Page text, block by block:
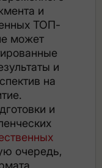
и
ТОП-
может
и
на
и
очередь,